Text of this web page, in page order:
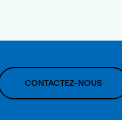
CONTACTEZ-NOUS